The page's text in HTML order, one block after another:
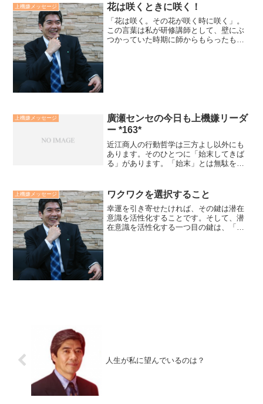
上機嫌メッセージ 花は咲くときに咲く！
「花は咲く。その花が咲く時に咲く」。
この言葉は私が研修講師として、壁にぶ
つかっていた時期に師からもらったもの
上機嫌メッセージ
廣瀬センセの今日も上機嫌リーダ
ー *163*
近江商人の行動哲学は三方よし以外にも
あります。そのひとつに「始末してきば
る」があります。「始末」とは無駄をせ
は高くても大切に長く使っていけば決し
て無駄ではないと考えます...
上機嫌メッセージ ワクワクを選択すること
幸運を引き寄せたければ、その鍵は潜在
意識を活性化することです。そして、潜
在意識を活性化する一つ目の鍵は、「ワ
人生が私に望んでいるのは？